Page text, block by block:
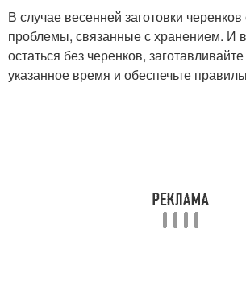
В случае весенней заготовки
проблемы, связанные с хранением. И
остаться без черенков,
указанное время и обеспечьте